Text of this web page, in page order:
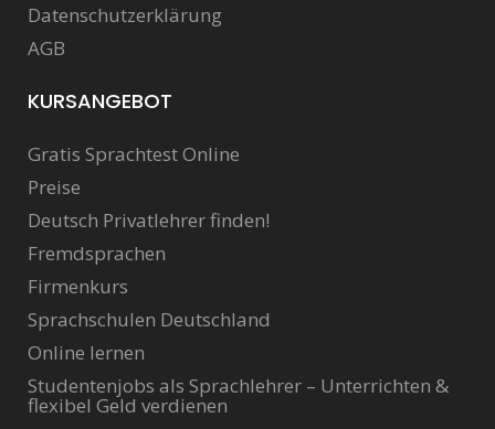
Datenschutzerklärung
AGB
KURSANGEBOT
Gratis Sprachtest Online
Preise
Deutsch Privatlehrer finden!
Fremdsprachen
Firmenkurs
Sprachschulen Deutschland
Online lernen
Studentenjobs als Sprachlehrer – Unterrichten &
flexibel Geld verdienen